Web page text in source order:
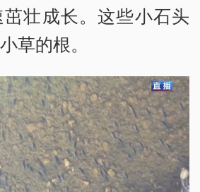
壮成长。这些小石头
草的根。